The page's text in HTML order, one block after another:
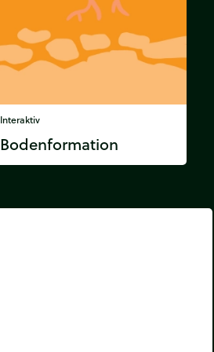
Interaktiv
Bodenformation